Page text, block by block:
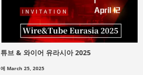
튜브 & 와이어 유라시아 2025
에 March 25, 2025